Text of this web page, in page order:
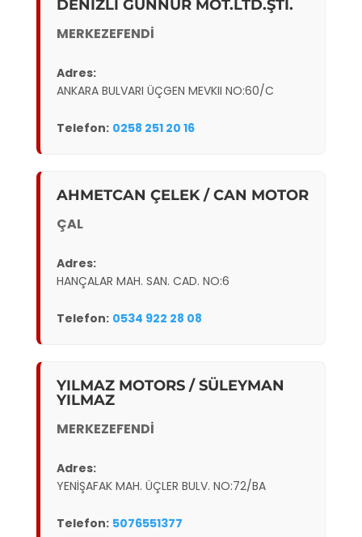
DENİZLİ GÜNNUR MOT.LTD.ŞTİ.
MERKEZEFENDİ
Adres:
ANKARA BULVARI ÜÇGEN MEVKII NO:60/C
Telefon: 0258 251 20 16
AHMETCAN ÇELEK / CAN MOTOR
ÇAL
Adres:
HANÇALAR MAH. SAN. CAD. NO:6
Telefon: 0534 922 28 08
YILMAZ MOTORS / SÜLEYMAN
YILMAZ
MERKEZEFENDİ
Adres:
YENİŞAFAK MAH. ÜÇLER BULV. NO:72/BA
Telefon: 5076551377